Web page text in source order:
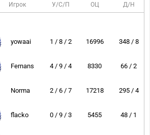
Игрок У/С/П ОЦ Д/Н
yowaai 1 / 8 / 2 16996 348 / 8
Fernans 4 / 9 / 4 8330 66 / 2
Norma 2 / 6 / 7 17218 295 / 4
flacko 0 / 9 / 3 5455 48 / 1